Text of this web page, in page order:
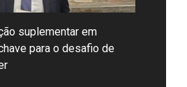
suplementar em
para o desafio de